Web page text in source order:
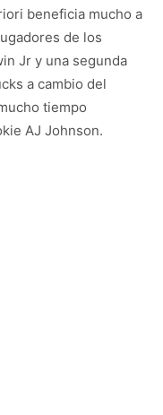
beneficia mucho a
de los
Jr y una segunda
a cambio del
tiempo
AJ Johnson.